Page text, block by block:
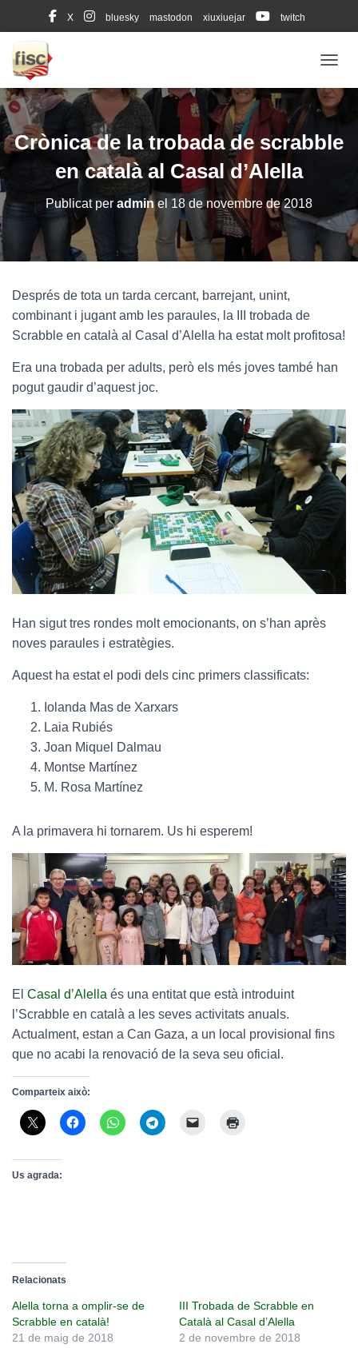
X bluesky mastodon xiuxiuejar twitch
Crònica de la trobada de scrabble
en català al Casal d’Alella
Publicat peradminel 18 de novembre de 2018
Després de tota un tarda cercant, barrejant, unint,
combinant i jugant amb les paraules, la III trobada de
Scrabble en català al Casal d’Alella ha estat molt profitosa!
Era una trobada per adults, però els més joves també han
pogut gaudir d’aquest joc.
Han sigut tres rondes molt emocionants, on s’han après
noves paraules i estratègies.
Aquest ha estat el podi dels cinc primers classificats:
Iolanda Mas de Xarxars
Laia Rubiés
Joan Miquel Dalmau
Montse Martínez
M. Rosa Martínez
A la primavera hi tornarem. Us hi esperem!
El Casal d’Alella és una entitat que està introduint
l’Scrabble en català a les seves activitats anuals.
Actualment, estan a Can Gaza, a un local provisional fins
que no acabi la renovació de la seva seu oficial.
Comparteix això:
Us agrada:
Relacionats
Alella torna a omplir-se de
Scrabble en català!
21 de maig de 2018
III Trobada de Scrabble en
Català al Casal d’Alella
2 de novembre de 2018